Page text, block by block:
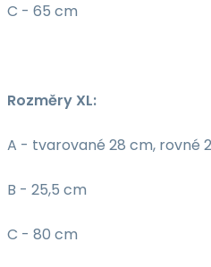
C - 65 cm
Rozměry XL:
A - tvarované 28 cm, rovné
B - 25,5 cm
C - 80 cm